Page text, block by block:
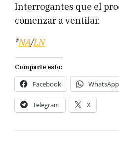
Interrogantes que el
comenzar a ventilar.
*NA/LN
Comparte esto:
Facebook WhatsApp
Telegram X